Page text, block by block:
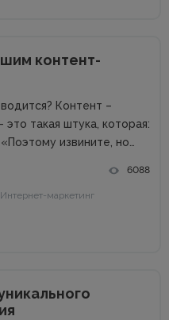
контент-
Контент –
это такая штука, которая:
извините, но
6088
маркетинг